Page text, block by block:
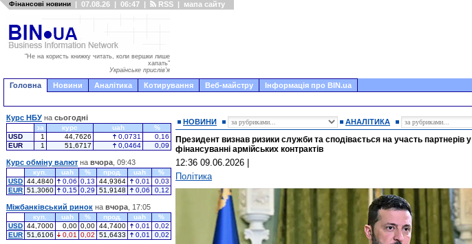
Фінансові новини | 07.08.26 | 06:47 | RSS | мапа сайту
"Не на користь книжку читать, коли вершки лише
хапать"
Українське прислів'я
Головна Новини Аналітика Котирування Веб-майстру Інформація про BIN.ua
НОВИНИ АНАЛІТИКА
Президент визнав ризики служби та сподівається на участь партнерів у
фінансуванні армійських контрактів
12:36 09.06.2026
Політика
Курс НБУ на сьогодні
за курс uah
%
USD
1 44,7626 0,0731
0,16
EUR
1 51,6717 0,0464 0,09
Курс обміну валют на вчора , 09:43
куп. uah % прод. uah
%
USD 44,4840 0,06 0,13 44,9364 0,01
0,03
EUR 51,3060 0,15 0,29 51,9148 0,06 0,12
Міжбанківський ринок на вчора , 17:05
куп. uah % прод. uah
%
USD 44,7000 0,00 0,00 44,7400 0,01
0,02
EUR 51,6106 0,01 0,02 51,6433 0,01 0,02